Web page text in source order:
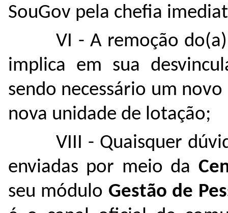
SouGov pela chefia
VI - A remoção
implica em sua
sendo necessário um
nova unidade de lotação;
VIII - Quaisquer
enviadas por meio da
seu módulo Gestão de